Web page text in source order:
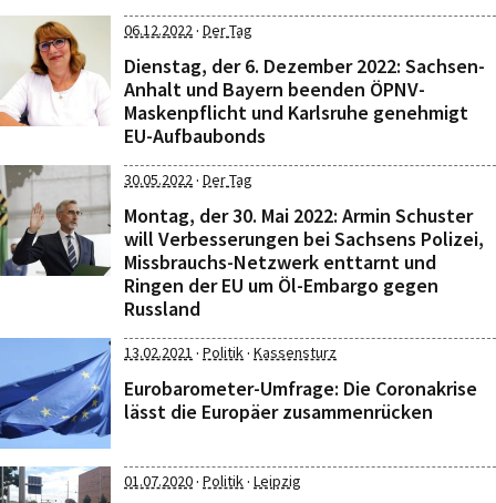
06.12.2022· Der Tag
Dienstag, der 6. Dezember 2022: Sachsen-
Anhalt und Bayern beenden ÖPNV-
Maskenpflicht und Karlsruhe genehmigt
EU-Aufbaubonds
30.05.2022· Der Tag
Montag, der 30. Mai 2022: Armin Schuster
will Verbesserungen bei Sachsens Polizei,
Missbrauchs-Netzwerk enttarnt und
Ringen der EU um Öl-Embargo gegen
Russland
13.02.2021 · Politik· Kassensturz
Eurobarometer-Umfrage: Die Coronakrise
lässt die Europäer zusammenrücken
01.07.2020· Politik· Leipzig